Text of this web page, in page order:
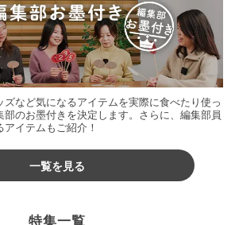
など気になるアイテムを実際に食べたり使っ
のお墨付きを決定します。さらに、編集部員
イテムもご紹介！
一覧を見る
特集一覧